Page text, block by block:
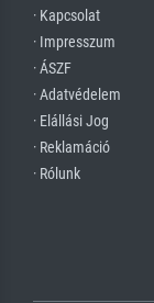
· Kapcsolat
· Impresszum
· ÁSZF
· Adatvédelem
· Elállási Jog
· Reklamáció
· Rólunk